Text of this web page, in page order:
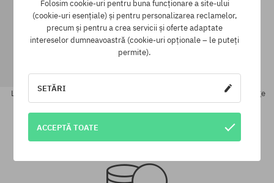
Mărimi existente:
Mărimi existente:
Legături pentru snowboard Gnu
Cheeter
1177,90 LEI939,90 LEI
Snowboard Gnu Recess Package
Mini JR
1534,90 LEI1225,90 LEI
Folosim cookie-uri pentru buna funcționare a site-ului
(cookie-uri esențiale) și pentru personalizarea reclamelor,
precum și pentru a crea servicii și oferte adaptate
intereselor dumneavoastră (cookie-uri opționale – le puteți
permite).
SETĂRI
ACCEPTĂ TOATE